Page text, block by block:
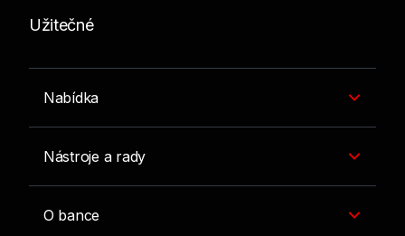
Užitečné
Nabídka
Nástroje a rady
O bance